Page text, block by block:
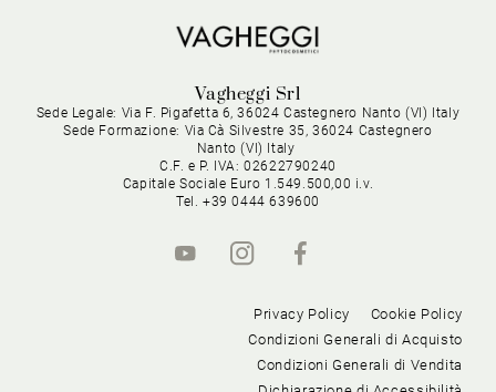
Vagheggi Srl
Sede Legale: Via F. Pigafetta 6, 36024 Castegnero Nanto (VI) Italy
Sede Formazione: Via Cà Silvestre 35, 36024 Castegnero
Nanto (VI) Italy
C.F. e P. IVA: 02622790240
Capitale Sociale Euro 1.549.500,00 i.v.
Tel. +39 0444 639600
Privacy Policy
Cookie Policy
Condizioni Generali di Acquisto
Condizioni Generali di Vendita